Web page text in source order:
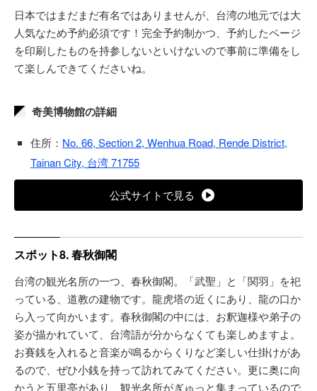
日本ではまだまだ有名ではありませんが、台湾の地元では大
人気なため予約必須です！完全予約制かつ、予約したページ
を印刷したものを持参しないといけないので事前に準備をし
て楽しんできてくださいね。
奇美博物館の詳細
住所： No. 66, Section 2, Wenhua Road, Rende District,
Tainan City, 台湾 71755
公式サイトで見る
スポット8. 春秋御閣
台湾の観光名所の一つ、春秋御閣。「武聖」と「関羽」を祀
っている、道教の建物です。龍虎塔の近くにあり、龍の口か
ら入って向かいます。春秋御閣の中には、お釈迦様や弟子の
姿が描かれていて、台湾語が分からなくても楽しめますよ。
お賽銭を入れると音楽が鳴るからくりなど楽しい仕掛けがあ
るので、ぜひ小銭を持って訪れてみてください。更に奥に向
かうと五里亭があり、観光名所がぎゅっと集まっているので